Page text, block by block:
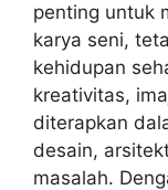
penting untuk
karya seni,
kehidupan
kreativitas,
diterapkan
desain,
masalah.